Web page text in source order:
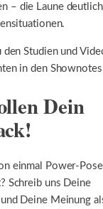
– die Laune
den Studien und
in den
Dein
einmal Power-
Schreib uns Deine
Deine Meinung